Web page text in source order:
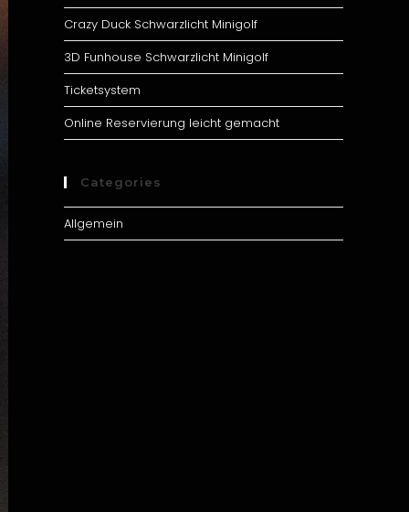
Crazy Duck Schwarzlicht Minigolf
3D Funhouse Schwarzlicht Minigolf
Ticketsystem
Online Reservierung leicht gemacht
Categories
Allgemein